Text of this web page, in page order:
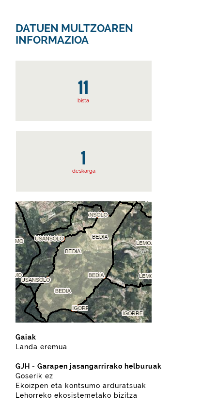
DATUEN MULTZOAREN
INFORMAZIOA
11
bista
1
deskarga
Gaiak
Landa eremua
GJH - Garapen jasangarrirako helburuak
Goserik ez
Ekoizpen eta kontsumo arduratsuak
Lehorreko ekosistemetako bizitza